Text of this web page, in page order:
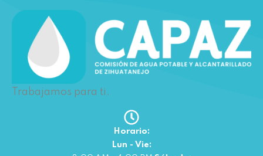
Trabajamos para ti.
Horario:
Lun - Vie: